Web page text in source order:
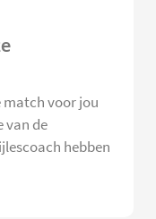
match voor jou
van de
hebben